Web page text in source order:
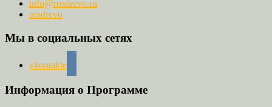
info@rosdrevo.ru
rosdrevo
Мы в социальных сетях
vkontakte
Информация о Программе